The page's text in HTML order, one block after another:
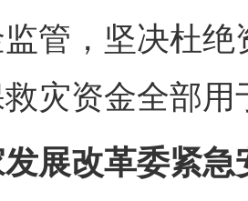
管，坚决杜
灾资金全部
改革委紧急